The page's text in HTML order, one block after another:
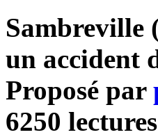
Sambreville
un accident
Proposé par
6250